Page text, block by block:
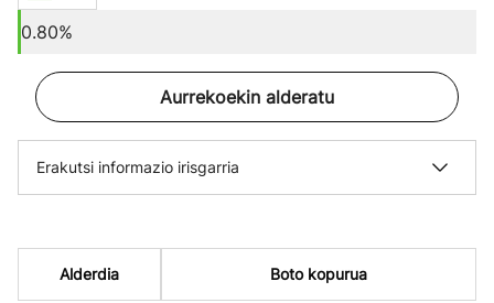
0.80%
Aurrekoekin alderatu
Erakutsi informazio irisgarria
Alderdia Boto kopurua